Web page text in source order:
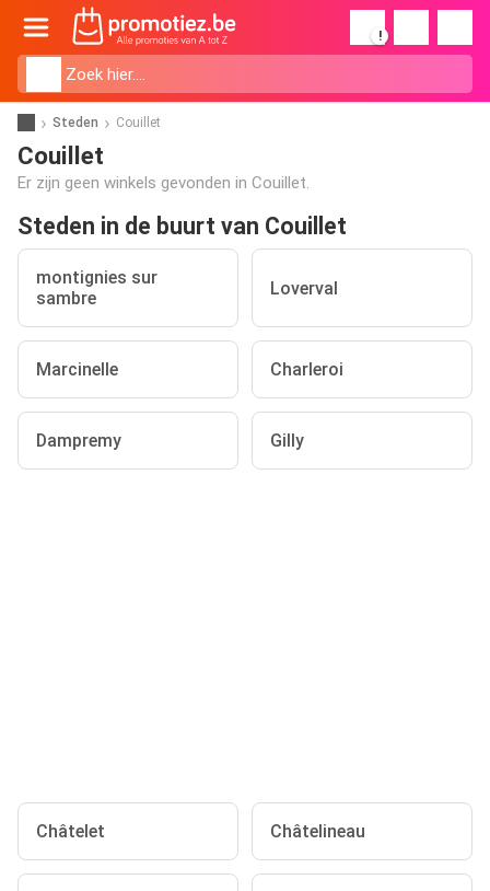
!
Steden Couillet
Couillet
Er zijn geen winkels gevonden in Couillet.
Steden in de buurt van Couillet
montignies sur
sambre
Loverval
Marcinelle Charleroi
Dampremy Gilly
Châtelet Châtelineau